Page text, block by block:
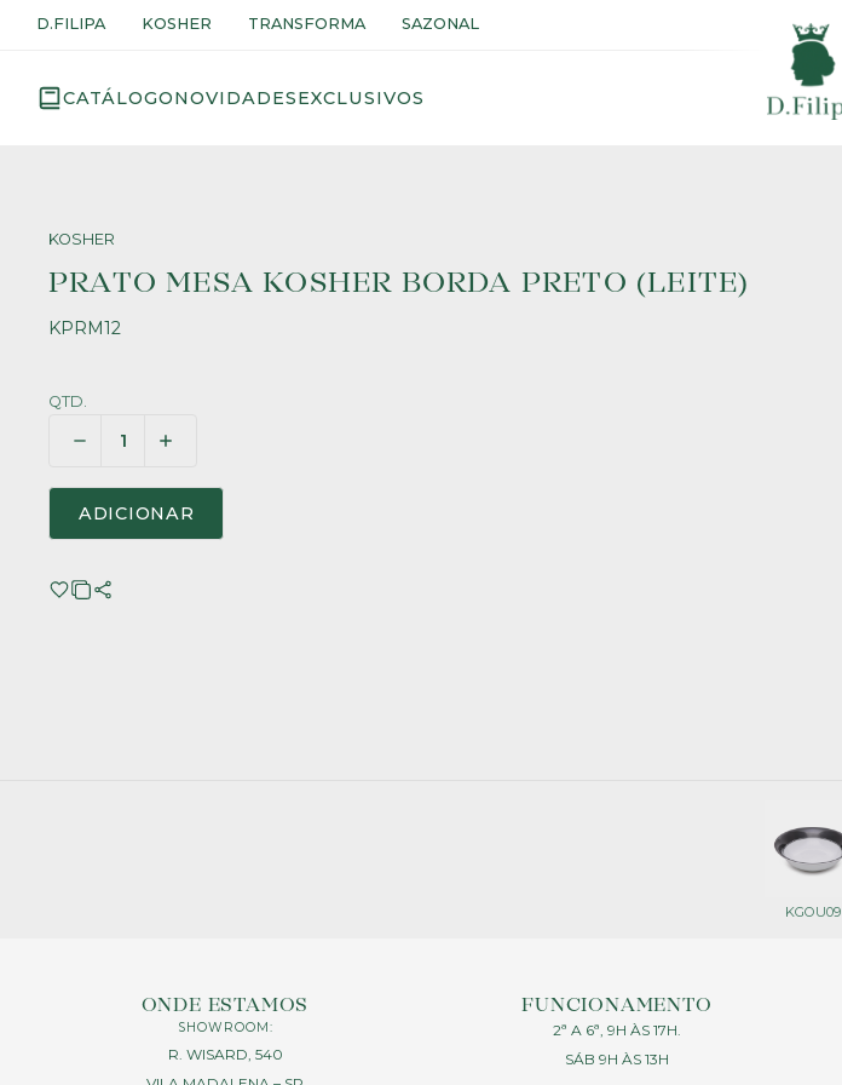
D.FILIPA KOSHER TRANSFORMA SAZONAL
CATÁLOGONOVIDADESEXCLUSIVOS
KOSHER
PRATO MESA KOSHER BORDA PRETO (LEITE)
KPRM12
QTD.
ADICIONAR
KGOU09
ONDE ESTAMOS
SHOWROOM:
R. WISARD, 540
FUNCIONAMENTO
2ª A 6ª, 9H ÀS 17H.
SÁB 9H ÀS 13H